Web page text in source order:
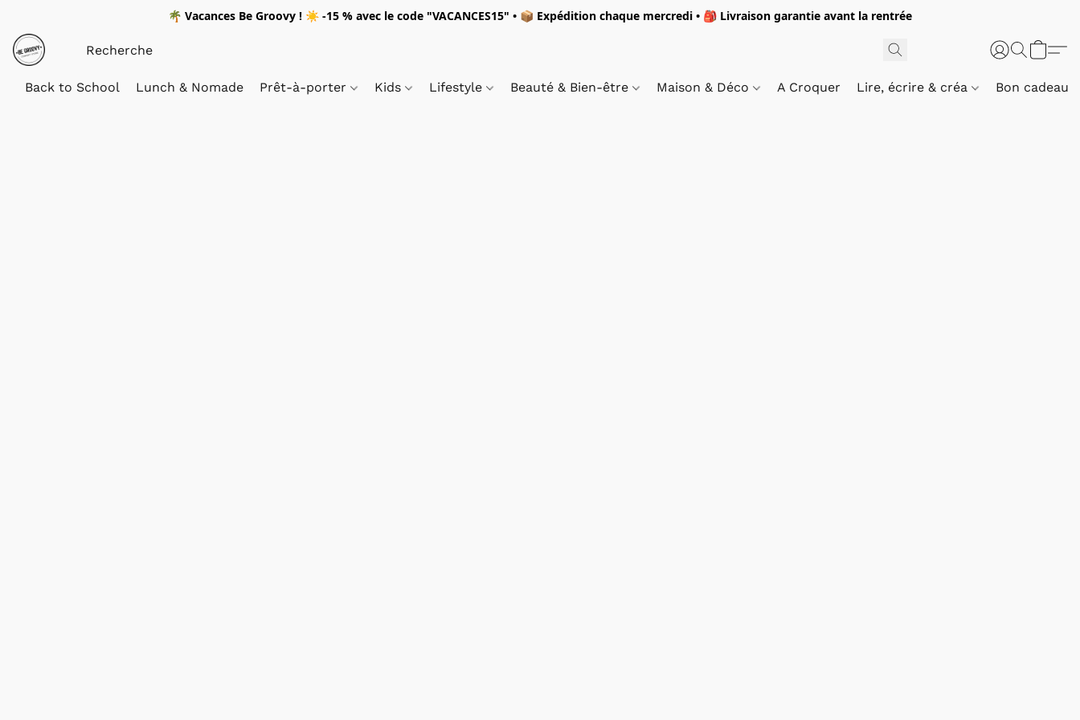
🌴 Vacances Be Groovy ! ☀️ -15 % avec le code "VACANCES15" • 📦 Expédition chaque mercredi • 🎒 Livraison garantie avant la rentrée
Back to School Lunch & Nomade Prêt-à-porter Kids Lifestyle Beauté & Bien-être Maison & Déco A Croquer Lire, écrire & créa Bon cadeau